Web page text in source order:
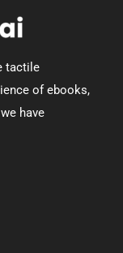
tactile
of ebooks,
have